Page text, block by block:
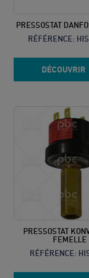
PRESSOSTAT
RÉFÉRENCE:
DÉCOUVRIR
PRESSOSTAT
FEMELLE
RÉFÉRENCE: